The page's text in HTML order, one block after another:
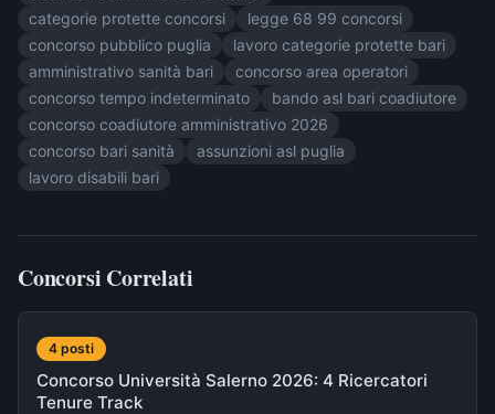
categorie protette concorsi
legge 68 99 concorsi
concorso pubblico puglia
lavoro categorie protette bari
amministrativo sanità bari
concorso area operatori
concorso tempo indeterminato
bando asl bari coadiutore
concorso coadiutore amministrativo 2026
concorso bari sanità
assunzioni asl puglia
lavoro disabili bari
Concorsi Correlati
4 posti
Concorso Università Salerno 2026: 4 Ricercatori
Tenure Track